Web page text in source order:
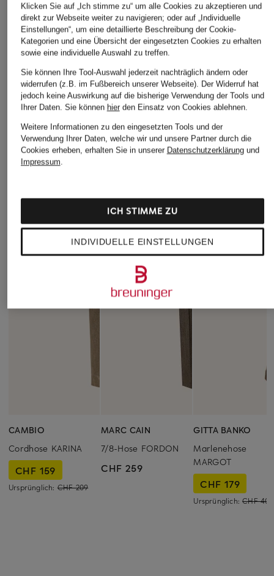
Ursprünglich:CHF 149 CHF 139
Ursprünglich: CHF 169
Ursprünglich:
ÄHNLICHE ARTIKEL ENTDECKEN
CAMBIO
Cordhose KARINA
CHF 159
Ursprünglich: CHF 209
MARC CAIN
7/8-Hose FORDON
CHF 259
GITTA BANKO
Marlenehose
MARGOT
CHF 179
Ursprünglich:CHF 409
Klicken Sie auf „Ich stimme zu“ um alle Cookies zu akzeptieren und
direkt zur Webseite weiter zu navigieren; oder auf „Individuelle
Einstellungen“, um eine detaillierte Beschreibung der Cookie-
Kategorien und eine Übersicht der eingesetzten Cookies zu erhalten
sowie eine individuelle Auswahl zu treffen.
Sie können Ihre Tool-Auswahl jederzeit nachträglich ändern oder
widerrufen (z.B. im Fußbereich unserer Webseite). Der Widerruf hat
jedoch keine Auswirkung auf die bisherige Verwendung der Tools und
Ihrer Daten. Sie können hierden Einsatz von Cookies ablehnen.
Weitere Informationen zu den eingesetzten Tools und der
Verwendung Ihrer Daten, welche wir und unsere Partner durch die
Cookies erheben, erhalten Sie in unserer Datenschutzerklärungund
Impressum.
INDIVIDUELLE EINSTELLUNGEN
ICH STIMME ZU